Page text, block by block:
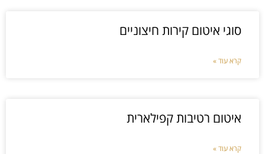
סוגי איטום קירות חיצוניים
קרא עוד »
איטום רטיבות קפילארית
קרא עוד »